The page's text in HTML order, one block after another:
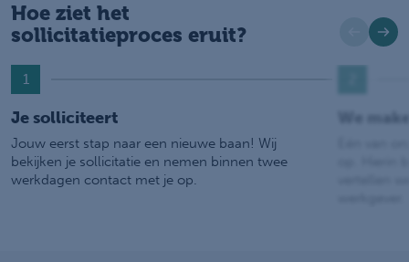
Hoe ziet het
sollicitatieproces eruit?
1
Je solliciteert
Jouw eerst stap naar een nieuwe baan! Wij
bekijken je sollicitatie en nemen binnen twee
werkdagen contact met je op.
We